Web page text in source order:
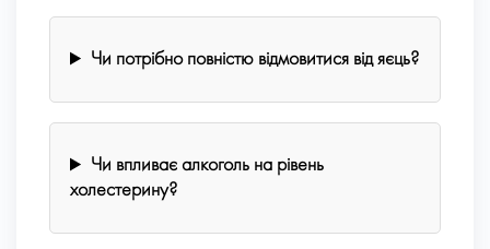
Чи потрібно повністю відмовитися від яєць?
Чи впливає алкоголь на рівень
холестерину?